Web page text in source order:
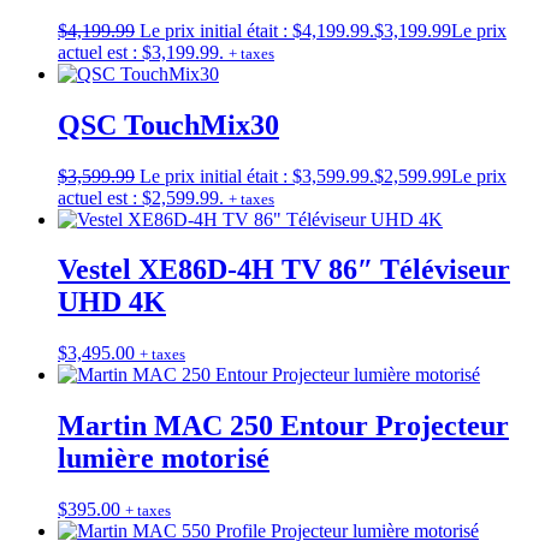
$4,199.99 Le prix initial était : $4,199.99.$3,199.99Le prix
actuel est : $3,199.99. + taxes
QSC TouchMix30
$3,599.99 Le prix initial était : $3,599.99.$2,599.99Le prix
actuel est : $2,599.99. + taxes
Vestel XE86D-4H TV 86″ Téléviseur
UHD 4K
$3,495.00 + taxes
Martin MAC 250 Entour Projecteur
lumière motorisé
$395.00 + taxes